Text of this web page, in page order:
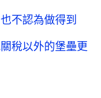
不認為做得到
稅以外的堡壘更